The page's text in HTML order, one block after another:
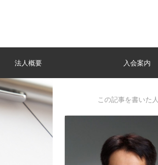
法人概要 入会案内
この記事を書いた人